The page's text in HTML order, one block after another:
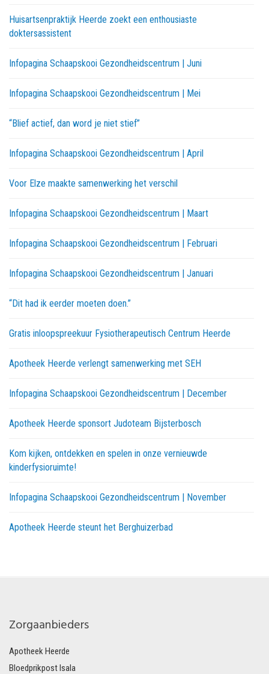
Huisartsenpraktijk Heerde zoekt een enthousiaste
doktersassistent
Infopagina Schaapskooi Gezondheidscentrum | Juni
Infopagina Schaapskooi Gezondheidscentrum | Mei
“Blief actief, dan word je niet stief”
Infopagina Schaapskooi Gezondheidscentrum | April
Voor Elze maakte samenwerking het verschil
Infopagina Schaapskooi Gezondheidscentrum | Maart
Infopagina Schaapskooi Gezondheidscentrum | Februari
Infopagina Schaapskooi Gezondheidscentrum | Januari
“Dit had ik eerder moeten doen.”
Gratis inloopspreekuur Fysiotherapeutisch Centrum Heerde
Apotheek Heerde verlengt samenwerking met SEH
Infopagina Schaapskooi Gezondheidscentrum | December
Apotheek Heerde sponsort Judoteam Bijsterbosch
Kom kijken, ontdekken en spelen in onze vernieuwde
kinderfysioruimte!
Infopagina Schaapskooi Gezondheidscentrum | November
Apotheek Heerde steunt het Berghuizerbad
Zorgaanbieders
Apotheek Heerde
Bloedprikpost Isala